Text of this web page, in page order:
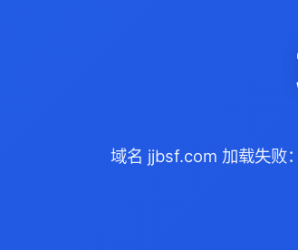
域名 jjbsf.com 加载失败